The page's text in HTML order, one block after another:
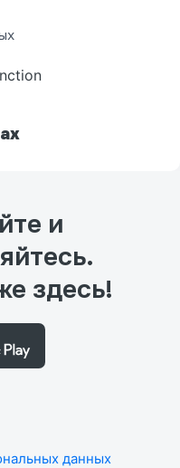
и
здесь!
данных